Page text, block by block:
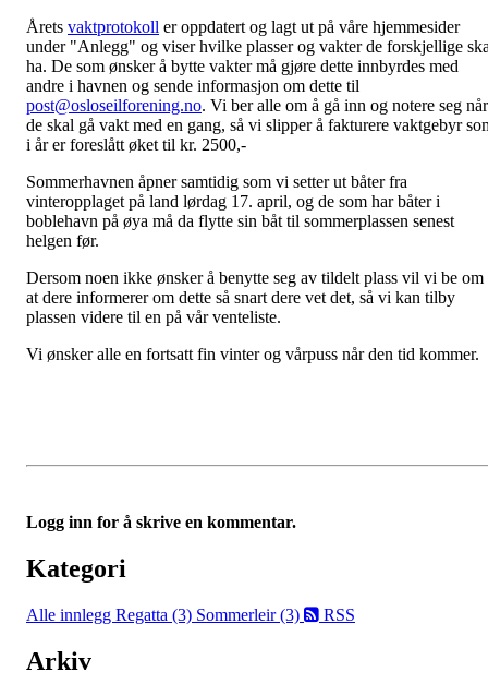
Årets vaktprotokoll er oppdatert og lagt ut på våre hjemmesider
under "Anlegg" og viser hvilke plasser og vakter de forskjellige
ha. De som ønsker å bytte vakter må gjøre dette innbyrdes med
andre i havnen og sende informasjon om dette til
post@osloseilforening.no. Vi ber alle om å gå inn og notere seg når
de skal gå vakt med en gang, så vi slipper å fakturere vaktgebyr
i år er foreslått øket til kr. 2500,-
Sommerhavnen åpner samtidig som vi setter ut båter fra
vinteropplaget på land lørdag 17. april, og de som har båter i
boblehavn på øya må da flytte sin båt til sommerplassen senest
helgen før.
Dersom noen ikke ønsker å benytte seg av tildelt plass vil vi be om
at dere informerer om dette så snart dere vet det, så vi kan tilby
plassen videre til en på vår venteliste.
Vi ønsker alle en fortsatt fin vinter og vårpuss når den tid kommer.
Logg inn for å skrive en kommentar.
Kategori
Alle innlegg Regatta (3) Sommerleir (3) RSS
Arkiv